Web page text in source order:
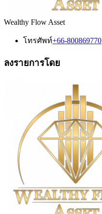
Wealthy Flow Asset
โทรศัพท์+66-800869770
ลงรายการโดย